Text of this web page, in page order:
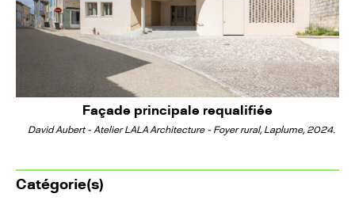
Façade principale requalifiée
David Aubert - Atelier LALA Architecture - Foyer rural, Laplume, 2024.
Catégorie(s)